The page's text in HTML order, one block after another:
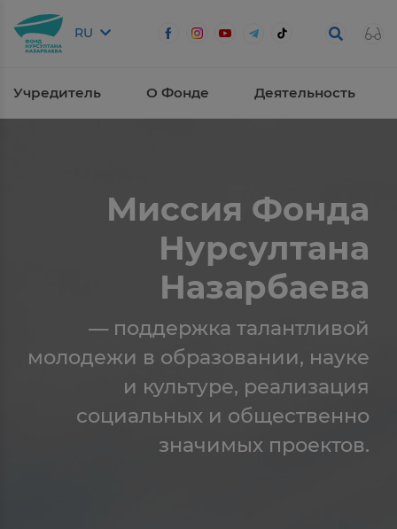
RU
Учредитель О Фонде Деятельность
Миссия Фонда
Нурсултана
Назарбаева
— поддержка талантливой
молодежи в образовании, науке
и культуре, реализация
социальных и общественно
значимых проектов.